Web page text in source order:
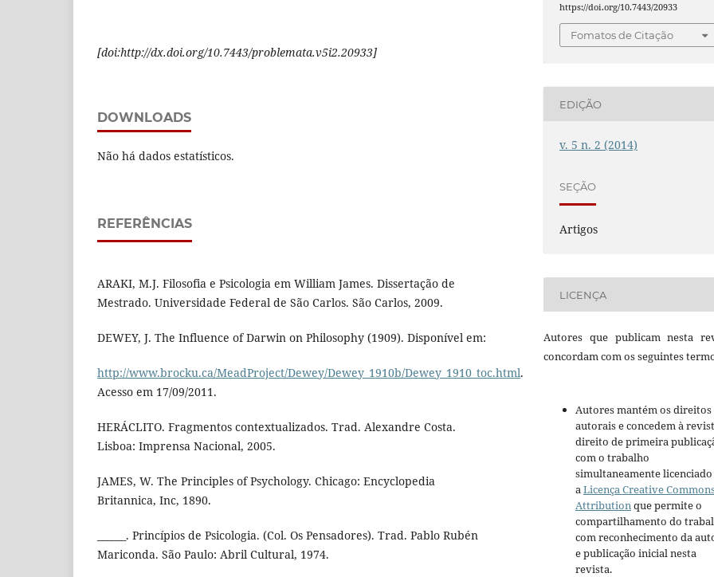
[doi:http://dx.doi.org/10.7443/problemata.v5i2.20933]
DOWNLOADS
Não há dados estatísticos.
REFERÊNCIAS
ARAKI, M.J. Filosofia e Psicologia em William James. Dissertação de
Mestrado. Universidade Federal de São Carlos. São Carlos, 2009.
DEWEY, J. The Influence of Darwin on Philosophy (1909). Disponível em:
http://www.brocku.ca/MeadProject/Dewey/Dewey_1910b/Dewey_1910_toc.html.
Acesso em 17/09/2011.
HERÁCLITO. Fragmentos contextualizados. Trad. Alexandre Costa.
Lisboa: Imprensa Nacional, 2005.
JAMES, W. The Principles of Psychology. Chicago: Encyclopedia
Britannica, Inc, 1890.
______. Princípios de Psicologia. (Col. Os Pensadores). Trad. Pablo Rubén
Mariconda. São Paulo: Abril Cultural, 1974.
https://doi.org/10.7443/20933
Fomatos de Citação
EDIÇÃO
v. 5 n. 2 (2014)
SEÇÃO
Artigos
LICENÇA
Autores que publicam nesta
concordam com os seguintes
Autores mantém os direitos
autorais e concedem à
direito de primeira
com o trabalho
simultaneamente
a Licença Creative
Attribution que permite o
compartilhamento do
com reconhecimento da
e publicação inicial nesta
revista.